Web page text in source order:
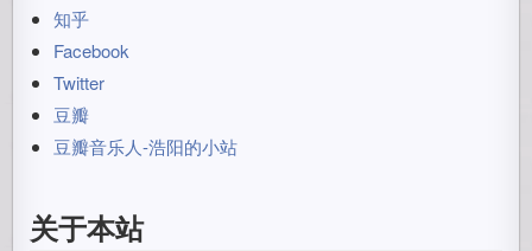
知乎
Facebook
Twitter
豆瓣
豆瓣音乐人-浩阳的小站
关于本站